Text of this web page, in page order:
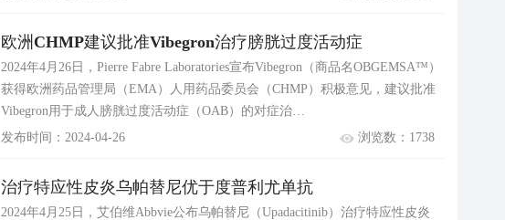
欧洲CHMP建议批准Vibegron治疗膀胱过度活动症
2024年4月26日，Pierre Fabre Laboratories宣布Vibegron（商品名OBGEMSA™）
获得欧洲药品管理局（EMA）人用药品委员会（CHMP）积极意见，建议批准
Vibegron用于成人膀胱过度活动症（OAB）的对症治…
发布时间：2024-04-26
浏览数：1738
治疗特应性皮炎乌帕替尼优于度普利尤单抗
2024年4月25日，艾伯维Abbvie公布乌帕替尼（Upadacitinib）治疗特应性皮炎